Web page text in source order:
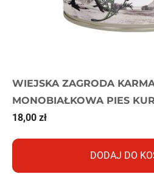
WIEJSKA ZAGRODA
MONOBIAŁKOWA PIES
18,00 zł
DODAJ DO